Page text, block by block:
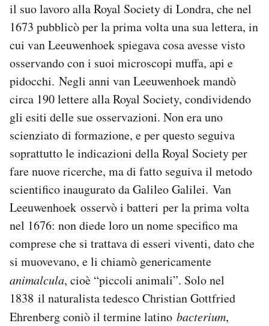
il suo lavoro alla Royal Society di Londra, che nel
1673 pubblicò per la prima volta una sua lettera, in
cui van Leeuwenhoek spiegava cosa avesse visto
osservando con i suoi microscopi muffa, api e
pidocchi. Negli anni van Leeuwenhoek mandò
circa 190 lettere alla Royal Society, condividendo
gli esiti delle sue osservazioni. Non era uno
scienziato di formazione, e per questo seguiva
soprattutto le indicazioni della Royal Society per
fare nuove ricerche, ma di fatto seguiva il metodo
scientifico inaugurato da Galileo Galilei. Van
Leeuwenhoek osservò i batteri per la prima volta
nel 1676: non diede loro un nome specifico ma
comprese che si trattava di esseri viventi, dato che
si muovevano, e li chiamò genericamente
animalcula, cioè “piccoli animali”. Solo nel
1838 il naturalista tedesco Christian Gottfried
Ehrenberg coniò il termine latino bacterium,